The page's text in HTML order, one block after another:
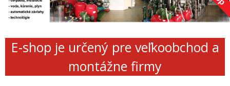
E-shop je určený pre veľkoobchod a
montážne firmy